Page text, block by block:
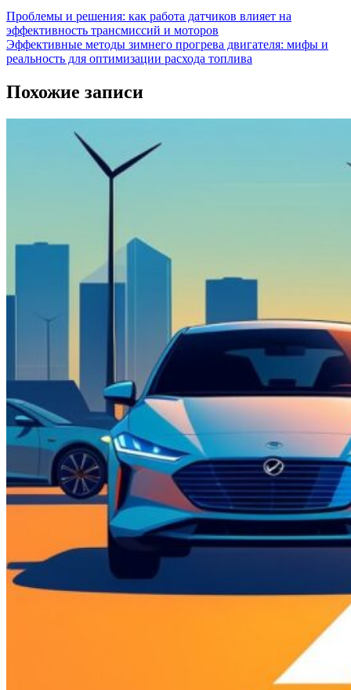
Проблемы и решения: как работа датчиков влияет на
эффективность трансмиссий и моторов
Эффективные методы зимнего прогрева двигателя: мифы и
реальность для оптимизации расхода топлива
Похожие записи